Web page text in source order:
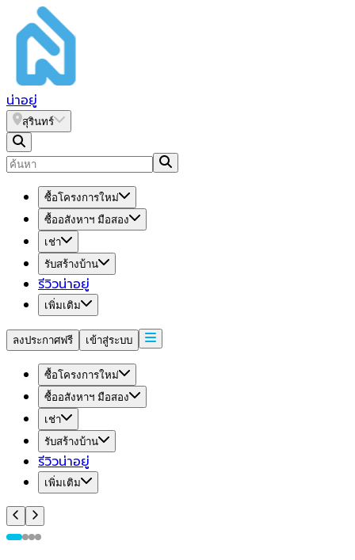
น่าอยู่
สุรินทร์
ซื้อโครงการใหม่
ซื้ออสังหาฯ มือสอง
เช่า
รับสร้างบ้าน
รีวิวน่าอยู่
เพิ่มเติม
ลงประกาศฟรี เข้าสู่ระบบ
ซื้อโครงการใหม่
ซื้ออสังหาฯ มือสอง
เช่า
รับสร้างบ้าน
รีวิวน่าอยู่
เพิ่มเติม